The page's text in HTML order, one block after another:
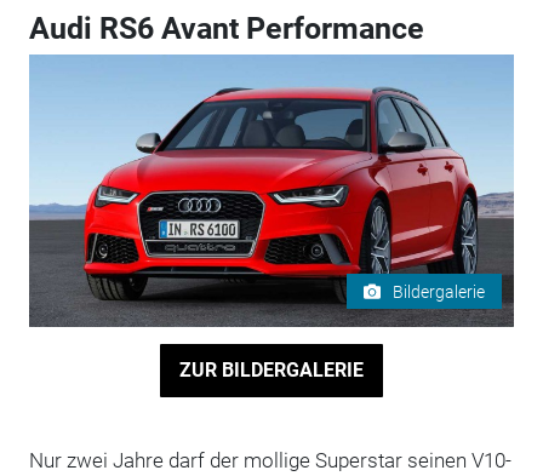
Audi RS6 Avant Performance
Bildergalerie
ZUR BILDERGALERIE
Nur zwei Jahre darf der mollige Superstar seinen V10-